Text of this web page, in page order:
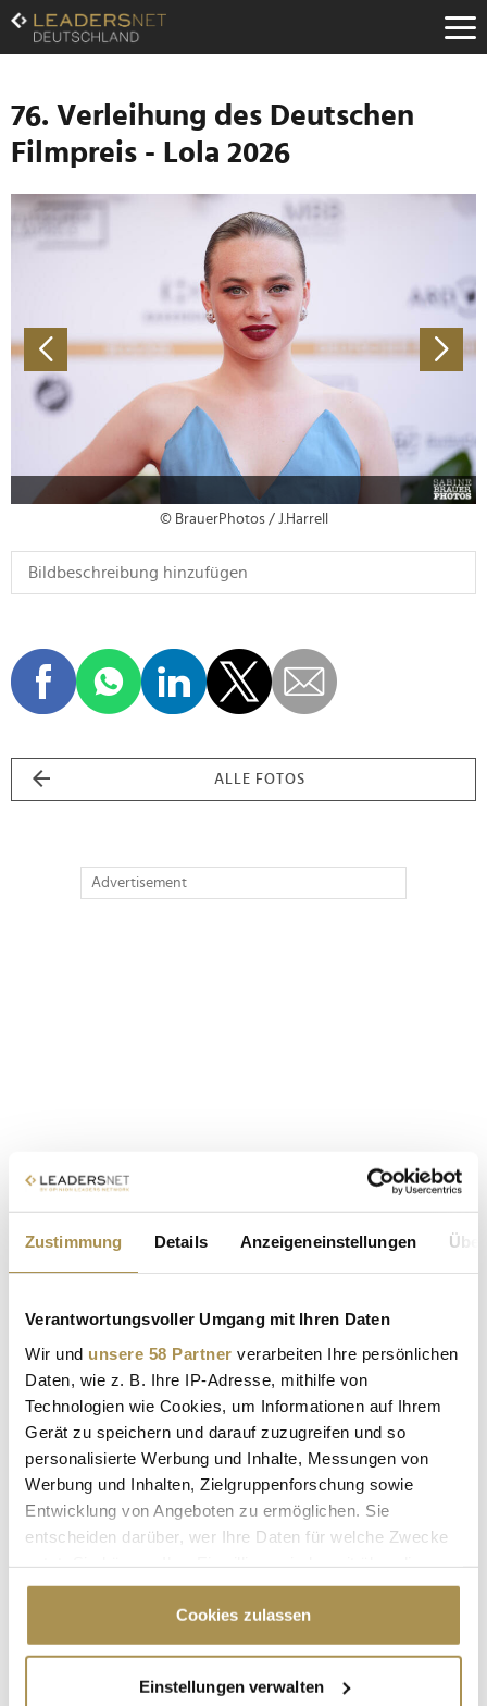
Zustimmung Details Anzeigeneinstellungen
Verantwortungsvoller Umgang mit Ihren Daten
Wir und unsere 58 Partner verarbeiten Ihre persönlichen
Daten, wie z. B. Ihre IP-Adresse, mithilfe von
Technologien wie Cookies, um Informationen auf Ihrem
Gerät zu speichern und darauf zuzugreifen und so
personalisierte Werbung und Inhalte, Messungen von
Werbung und Inhalten, Zielgruppenforschung sowie
Entwicklung von Angeboten zu ermöglichen. Sie
entscheiden darüber, wer Ihre Daten für welche Zwecke
Cookie-Erklärung oder durch Klicken auf das Privacy
Trigger Symbol ändern oder widerrufen
Informationen über Ihre geografische Lage
Cookies zulassen
Einstellungen verwalten
Zum
Inhalt
Zur
Navigation
Zur
Hauptnavigation
76. Verleihung des Deutschen
Filmpreis - Lola 2026
© BrauerPhotos / J.Harrell
ALLE FOTOS
Advertisement